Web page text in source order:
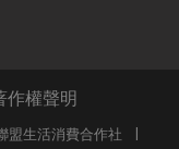
作權聲明
盟生活消費合作社 |